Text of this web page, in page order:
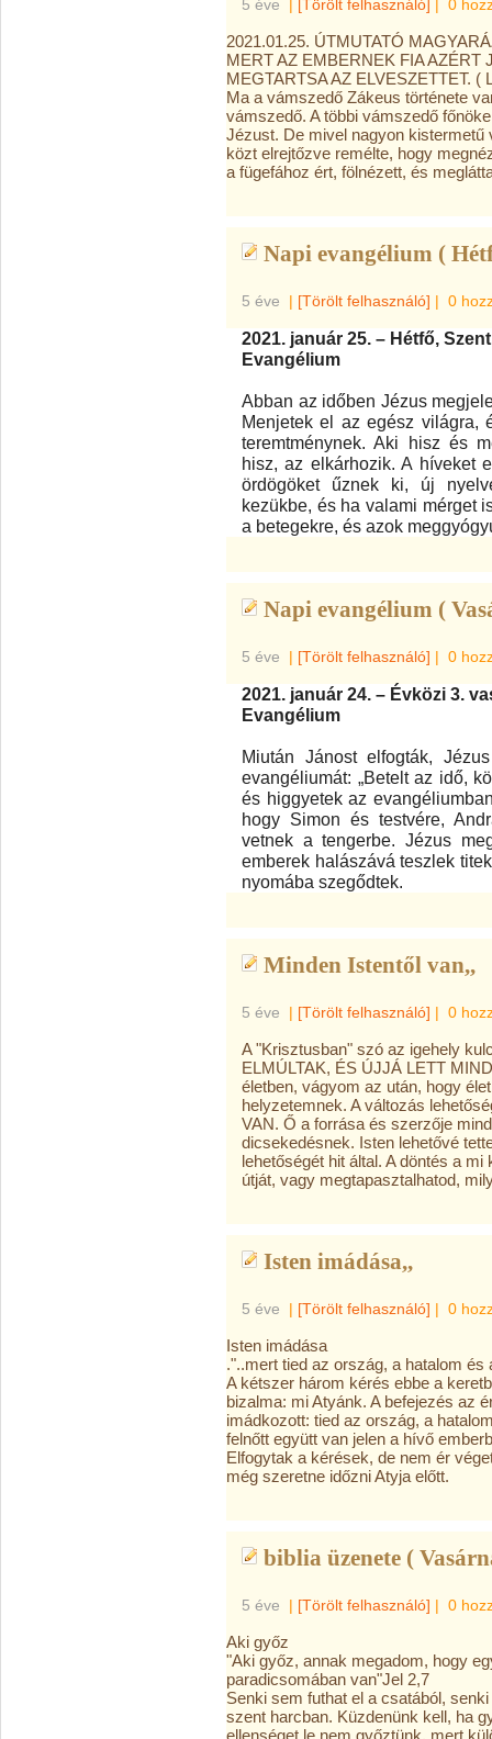
5 éve [Törölt felhasználó] 0
2021.01.25. ÚTMUTATÓ
MERT AZ EMBERNEK FIA AZÉRT
MEGTARTSA AZ ELVESZETTET. (
Ma a vámszedő Zákeus története
vámszedő. A többi vámszedő
Jézust. De mivel nagyon kistermetű
közt elrejtőzve remélte, hogy
a fügefához ért, fölnézett, és
Napi evangélium (
5 éve | [Törölt felhasználó] | 0
2021. január 25. – Hétfő,
Evangélium
Abban az időben Jézus
Menjetek el az egész világra,
teremtménynek. Aki hisz és
hisz, az elkárhozik. A híveket
ördögöket űznek ki, új
kezükbe, és ha valami mérget
a betegekre, és azok
Napi evangélium (
5 éve | [Törölt felhasználó] | 0
2021. január 24. – Évközi 3.
Evangélium
Miután Jánost elfogták,
evangéliumát: „Betelt az idő,
és higgyetek az
hogy Simon és testvére,
vetnek a tengerbe. Jézus
emberek halászává teszlek
nyomába szegődtek.
Minden Istentől van,,
5 éve | [Törölt felhasználó] | 0
A "Krisztusban" szó az igehely
ELMÚLTAK, ÉS ÚJJÁ LETT
életben, vágyom az után, hogy
helyzetemnek. A változás
VAN. Ő a forrása és szerzője
dicsekedésnek. Isten lehetővé
lehetőségét hit által. A döntés a
útját, vagy megtapasztalhatod,
Isten imádása,,
5 éve | [Törölt felhasználó] | 0
Isten imádása
."..mert tied az ország, a hatalom
A kétszer három kérés ebbe a
bizalma: mi Atyánk. A befejezés az
imádkozott: tied az ország, a
felnőtt együtt van jelen a hívő
Elfogytak a kérések, de nem ér
még szeretne időzni Atyja előtt.
biblia üzenete (
5 éve | [Törölt felhasználó] | 0
Aki győz
"Aki győz, annak megadom, hogy
paradicsomában van"Jel 2,7
Senki sem futhat el a csatából,
szent harcban. Küzdenünk kell, ha
ellenséget le nem győztünk, mert